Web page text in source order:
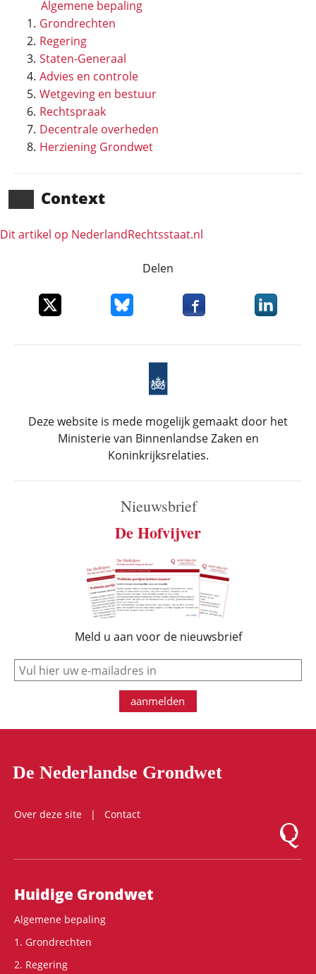
Algemene bepaling
Grondrechten
Regering
Staten-Generaal
Advies en controle
Wetgeving en bestuur
Rechtspraak
Decentrale overheden
Herziening Grondwet
Context
Dit artikel op NederlandRechts­staat.nl
Delen
Deel dit item op XDeel dit item op Bluesky
Deel dit item opDeel dit
Deze website is mede mogelijk gemaakt door het
Ministerie van Binnenlandse Zaken en
Koninkrijksrelaties.
Nieuwsbrief
De Hofvijver
Meld u aan voor de nieuwsbrief
e-mail
aanmelden
De Nederlandse Grondwet
Over deze site
Contact
Logo
Hoofdnavigatie
Huidige Grondwet
Algemene bepaling
1. Grondrechten
2. Regering